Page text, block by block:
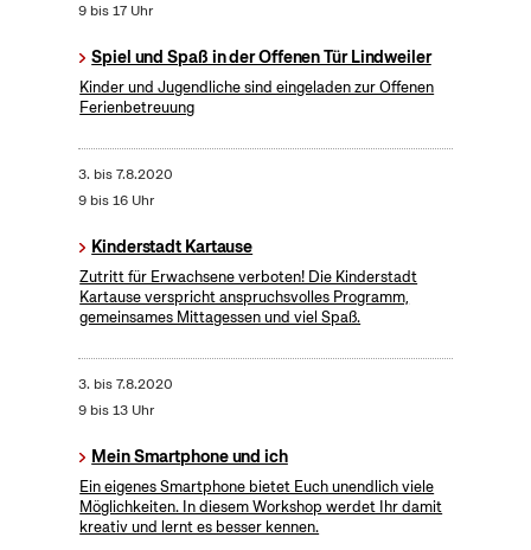
9 bis 17 Uhr
Spiel und Spaß in der Offenen Tür Lindweiler
Kinder und Jugendliche sind eingeladen zur Offenen
Ferienbetreuung
3. bis7.8.2020
9 bis 16 Uhr
Kinderstadt Kartause
Zutritt für Erwachsene verboten! Die Kinderstadt
Kartause verspricht anspruchsvolles Programm,
gemeinsames Mittagessen und viel Spaß.
3. bis7.8.2020
9 bis 13 Uhr
Mein Smartphone und ich
Ein eigenes Smartphone bietet Euch unendlich viele
Möglichkeiten. In diesem Workshop werdet Ihr damit
kreativ und lernt es besser kennen.